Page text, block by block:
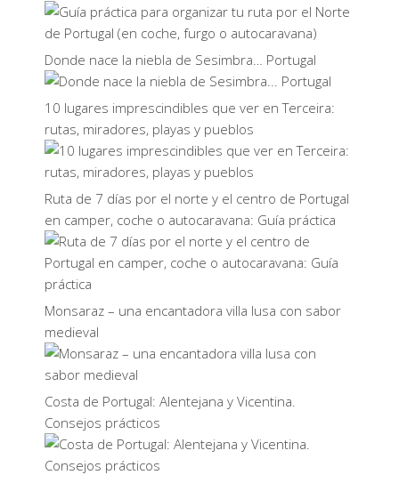
Donde nace la niebla de Sesimbra… Portugal
10 lugares imprescindibles que ver en Terceira:
rutas, miradores, playas y pueblos
Ruta de 7 días por el norte y el centro de Portugal
en camper, coche o autocaravana: Guía práctica
Monsaraz – una encantadora villa lusa con sabor
medieval
Costa de Portugal: Alentejana y Vicentina.
Consejos prácticos